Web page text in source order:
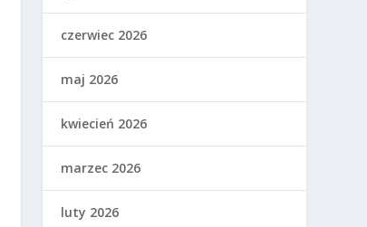
czerwiec 2026
maj 2026
kwiecień 2026
marzec 2026
luty 2026